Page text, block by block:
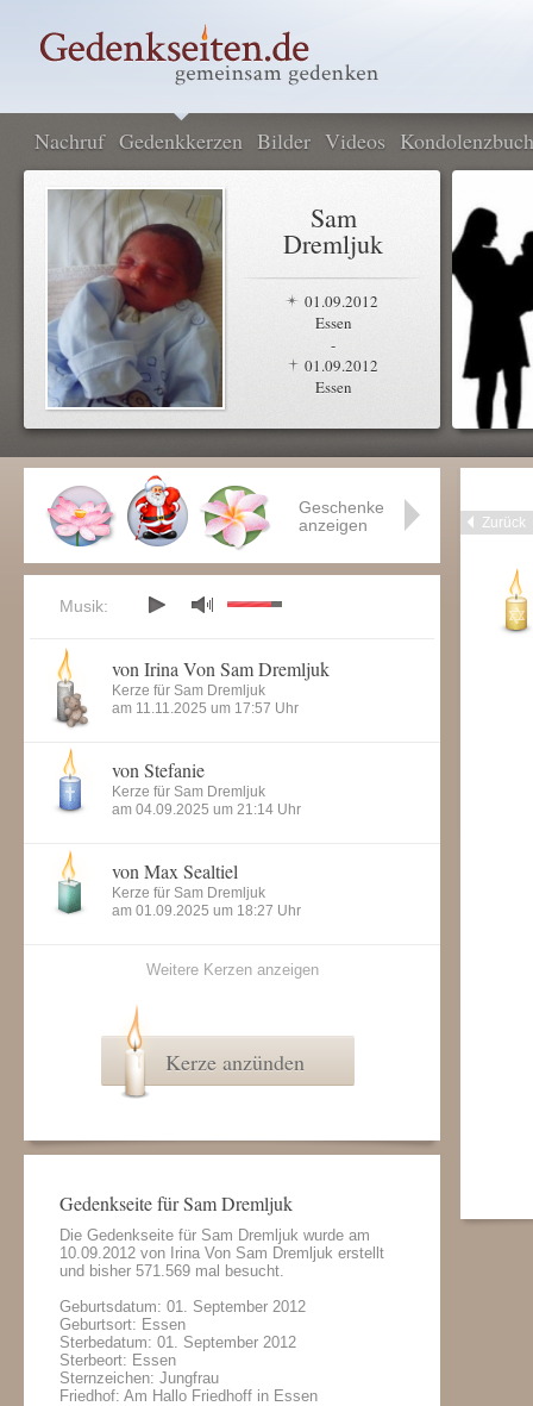
Nachruf Gedenkkerzen Bilder Videos Kondolenzbuch
Sam
Dremljuk
01.09.2012
Essen
-
01.09.2012
Essen
Zurück
Geschenke
anzeigen
Musik:
von Irina Von Sam Dremljuk
Kerze für Sam Dremljuk
am 11.11.2025 um 17:57 Uhr
von Stefanie
Kerze für Sam Dremljuk
am 04.09.2025 um 21:14 Uhr
von Max Sealtiel
Kerze für Sam Dremljuk
am 01.09.2025 um 18:27 Uhr
Weitere Kerzen anzeigen
Kerze anzünden
Gedenkseite für Sam Dremljuk
Die Gedenkseite für Sam Dremljuk wurde am
10.09.2012 von Irina Von Sam Dremljuk erstellt
und bisher 571.569 mal besucht.
Geburtsdatum: 01. September 2012
Geburtsort: Essen
Sterbedatum: 01. September 2012
Sterbeort: Essen
Sternzeichen: Jungfrau
Friedhof: Am Hallo Friedhoff in Essen